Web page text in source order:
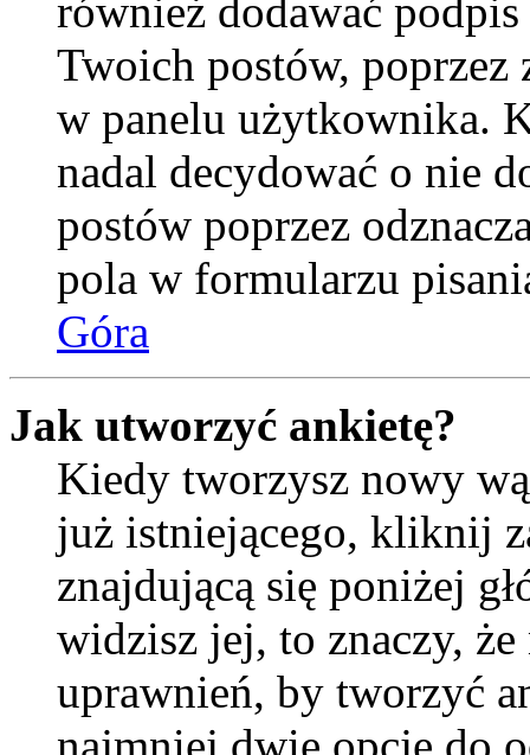
również dodawać
Twoich postów, poprzez
w panelu użytkownika.
nadal decydować o nie
postów poprzez
pola w formularzu
Góra
Jak utworzyć ankietę?
Kiedy tworzysz nowy
już istniejącego, kliknij
znajdującą się poniżej
widzisz jej, to znaczy,
uprawnień, by tworzyć
najmniej dwie opcje do